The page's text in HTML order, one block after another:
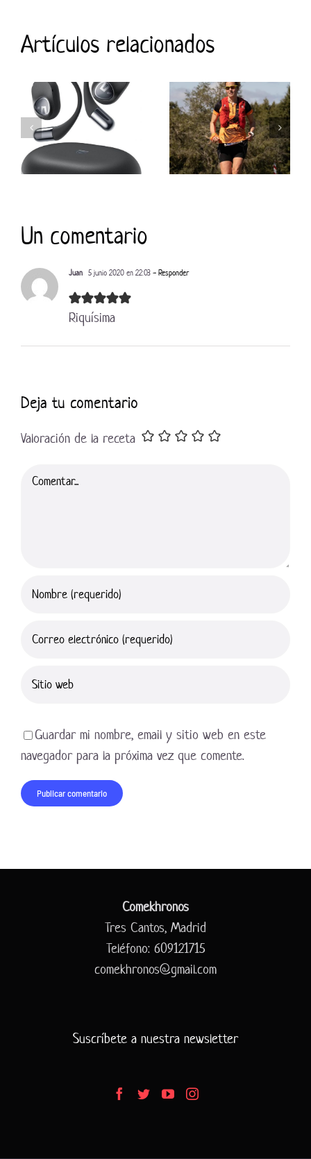
Artículos relacionados
Un comentario
Juan 5 junio 2020 en 22:03 - Responder
Riquísima
Deja tu comentario
Valoración de la receta
Comentar
Guardar mi nombre, email y sitio web en este
navegador para la próxima vez que comente.
Comekhronos
Tres Cantos, Madrid
Teléfono: 609121715
comekhronos@gmail.com
Suscríbete a nuestra newsletter